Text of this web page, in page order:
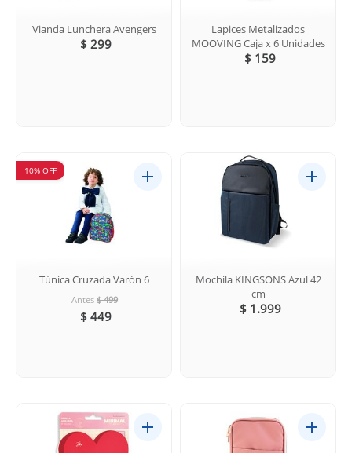
Vianda Lunchera Avengers
$ 299
Lapices Metalizados
MOOVING Caja x 6 Unidades
$ 159
10% OFF
Túnica Cruzada Varón 6
Antes $ 499
$ 449
Mochila KINGSONS Azul 42
cm
$ 1.999